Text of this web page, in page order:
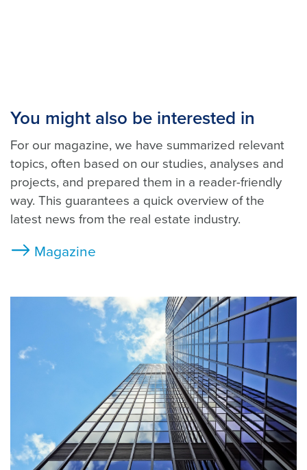
You might also be interested in
For our magazine, we have summarized relevant
topics, often based on our studies, analyses and
projects, and prepared them in a reader-friendly
way. This guarantees a quick overview of the
latest news from the real estate industry.
Magazine